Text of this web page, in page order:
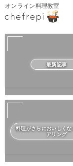
オンライン料理教室
最新記事
料理がさらにおいしく
アリング